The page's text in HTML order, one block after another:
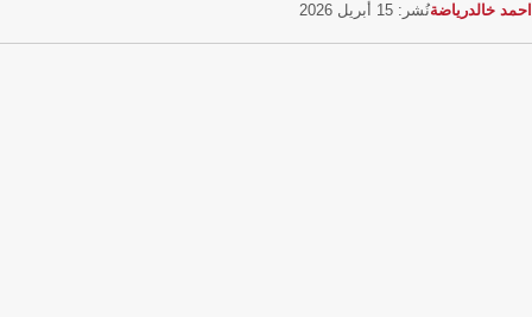
احمد خالدرياضةنُشر: 15 أبريل 2026